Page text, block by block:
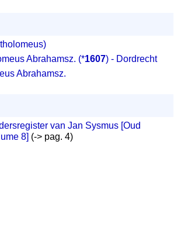
Abrahamsz. (*1607) - Dordrecht
Abrahamsz.
van Jan Sysmus [Oud
8] (-> pag. 4)